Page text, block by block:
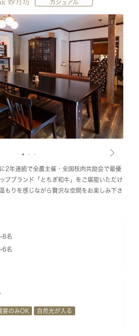
妙月坊 カジュアル
2年連続で全農主催・全国枝肉共励会で最優
プブランド「とちぎ和牛」をご堪能いただけ
もりを感じながら贅沢な空間をお楽しみ下さ
8名
6名
宴のみOK 自然光が入る